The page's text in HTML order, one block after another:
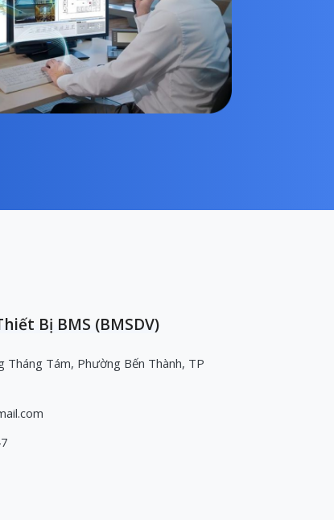
Bị BMS (BMSDV)
Tháng Tám, Phường Bến Thành, TP